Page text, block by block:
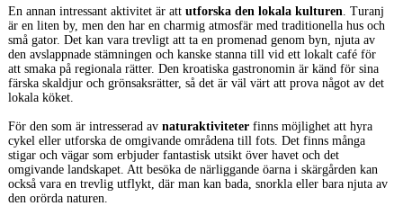
En annan intressant aktivitet är att utforska den lokala kulturen. Turanj
är en liten by, men den har en charmig atmosfär med traditionella hus och
små gator. Det kan vara trevligt att ta en promenad genom byn, njuta av
den avslappnade stämningen och kanske stanna till vid ett lokalt café för
att smaka på regionala rätter. Den kroatiska gastronomin är känd för sina
färska skaldjur och grönsaksrätter, så det är väl värt att prova något av det
lokala köket.
För den som är intresserad av naturaktiviteterfinns möjlighet att hyra
cykel eller utforska de omgivande områdena till fots. Det finns många
stigar och vägar som erbjuder fantastisk utsikt över havet och det
omgivande landskapet. Att besöka de närliggande öarna i skärgården kan
också vara en trevlig utflykt, där man kan bada, snorkla eller bara njuta av
den orörda naturen.